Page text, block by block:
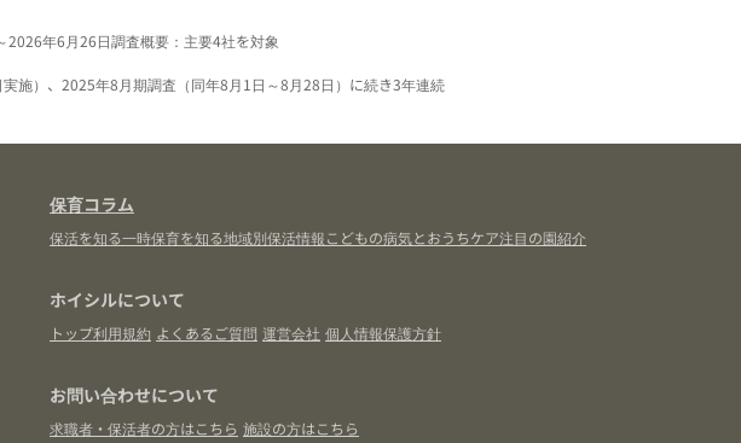
2026年6月26日調査概要：主要4社を対象
施）、2025年8月期調査（同年8月1日～8月28日）に続き3年連続
保育コラム
保活を知る一時保育を知る地域別保活情報こどもの病気とおうちケア注目の園紹介
ホイシルについて
トップ利用規約 よくあるご質問 運営会社 個人情報保護方針
お問い合わせについて
求職者・保活者の方はこちら 施設の方はこちら